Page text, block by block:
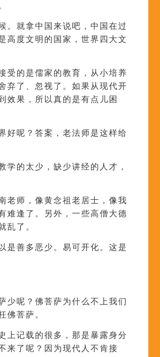
。就拿中国来说吧，中国在过
高度文明的国家，世界四大文
受的是儒家的教育，从小培养
弃了、忽视了。如果从现代开
效果，所以真的是有点儿困
好呢？答案，老法师是这样给
学的太少，缺少讲经的人才，
老师，像黄念祖老居士，像我
难逢了。另外，一些高僧大德
乱了。
是善多恶少。易可开化。这是
少呢？佛菩萨为什么不上我们
佛菩萨。
上记载的很多，那是暴露身分
来了呢？因为现代人不肯接